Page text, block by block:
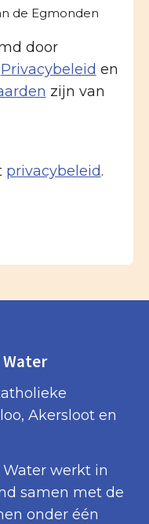
de Egmonden
door
Privacybeleid en
zijn van
privacybeleid.
Water
Akersloot en
Water werkt in
samen met de
onder één